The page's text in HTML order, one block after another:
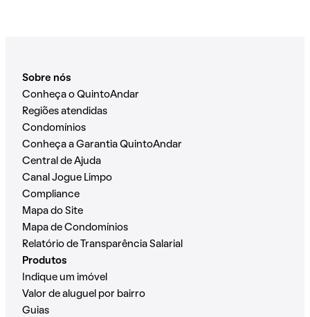
Sobre nós
Conheça o QuintoAndar
Regiões atendidas
Condomínios
Conheça a Garantia QuintoAndar
Central de Ajuda
Canal Jogue Limpo
Compliance
Mapa do Site
Mapa de Condomínios
Relatório de Transparência Salarial
Produtos
Indique um imóvel
Valor de aluguel por bairro
Guias